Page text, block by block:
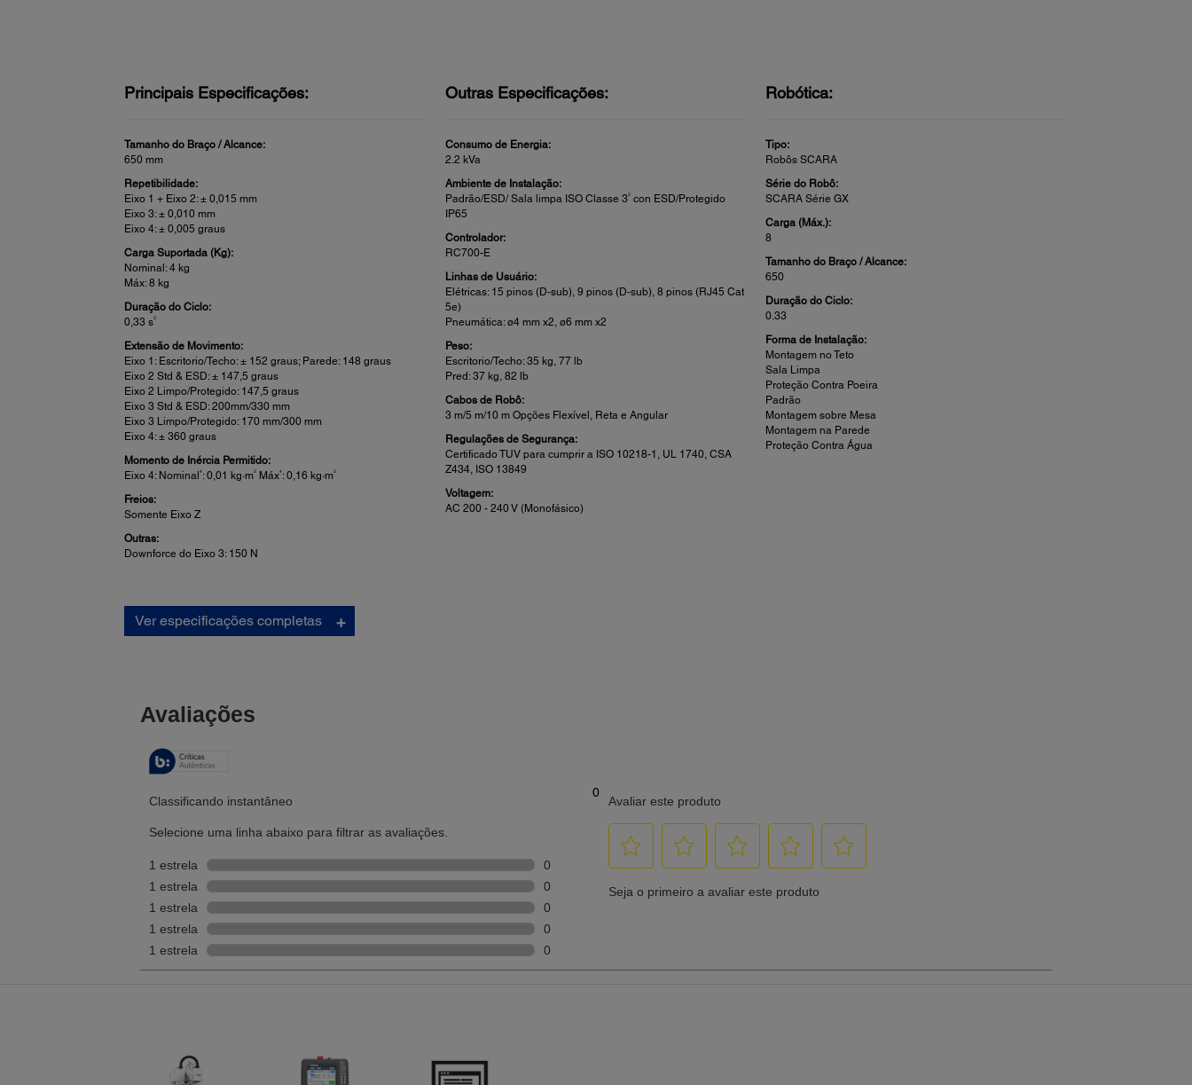
Principais Especificações:
Tamanho do Braço / Alcance:
650 mm
Repetibilidade:
Eixo 1 + Eixo 2: ± 0,015 mm
Eixo 3: ± 0,010 mm
Eixo 4: ± 0,005 graus
Carga Suportada (Kg):
Nominal: 4 kg
Máx: 8 kg
Duração do Ciclo:
0,33 s3
Extensão de Movimento:
Eixo 1: Escritorio/Techo: ± 152 graus; Parede: 148 graus
Eixo 2 Std & ESD: ± 147,5 graus
Eixo 2 Limpo/Protegido: 147,5 graus
Eixo 3 Std & ESD: 200mm/330 mm
Eixo 3 Limpo/Protegido: 170 mm/300 mm
Eixo 4: ± 360 graus
Momento de Inércia Permitido:
Eixo 4: Nominal4 : 0,01 kg·m2 Máx4 : 0,16 kg·m2
Freios:
Somente Eixo Z
Outras:
Downforce do Eixo 3: 150 N
Outras Especificações:
Consumo de Energia:
2.2 kVa
Ambiente de Instalação:
Padrão/ESD/ Sala limpa ISO Classe 32con ESD/Protegido
IP65
Controlador:
RC700-E
Linhas de Usuário:
Elétricas: 15 pinos (D-sub), 9 pinos (D-sub), 8 pinos (RJ45 Cat
5e)
Pneumática: ø4 mm x2, ø6 mm x2
Peso:
Escritorio/Techo: 35 kg, 77 lb
Pred: 37 kg, 82 lb
Cabos de Robô:
3 m/5 m/10 m Opções Flexível, Reta e Angular
Regulações de Segurança:
Certificado TUV para cumprir a ISO 10218-1, UL 1740, CSA
Z434, ISO 13849
Voltagem:
AC 200 - 240 V (Monofásico)
Robótica:
Tipo:
Robôs SCARA
Série do Robô:
SCARA Série GX
Carga (Máx.):
8
Tamanho do Braço / Alcance:
650
Duração do Ciclo:
0.33
Forma de Instalação:
Montagem no Teto
Sala Limpa
Proteção Contra Poeira
Padrão
Montagem sobre Mesa
Montagem na Parede
Proteção Contra Água
Ver especificações completas